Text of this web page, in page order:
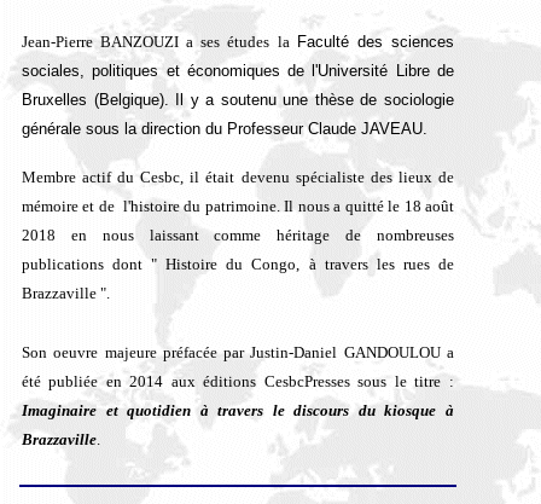
Jean-Pierre BANZOUZI a ses études la Faculté des sciences
sociales, politiques et économiques de l'Université Libre de
Bruxelles (Belgique). Il y a soutenu une thèse de sociologie
générale sous la direction du Professeur Claude JAVEAU.
Membre actif du Cesbc, il était devenu spécialiste des lieux de
mémoire et de l'histoire du patrimoine. Il nous a quitté le 18 août
2018 en nous laissant comme héritage de nombreuses
publications dont " Histoire du Congo, à travers les rues de
Brazzaville ".
Son oeuvre majeure préfacée par Justin-Daniel GANDOULOU a
été publiée en 2014 aux éditions CesbcPresses sous le titre :
Imaginaire et quotidien à travers le discours du kiosque à
Brazzaville.